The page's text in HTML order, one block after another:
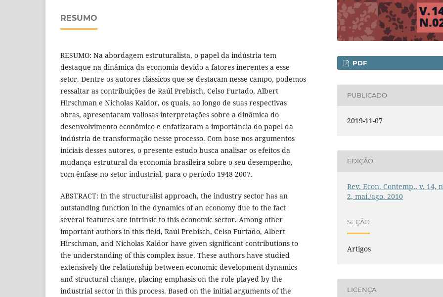
RESUMO
RESUMO: Na abordagem estruturalista, o papel da indústria tem
destaque na dinâmica da economia devido a fatores inerentes a esse
setor. Dentre os autores clássicos que se destacam nesse campo, podemos
ressaltar as contribuições de Raúl Prebisch, Celso Furtado, Albert
Hirschman e Nicholas Kaldor, os quais, ao longo de suas respectivas
obras, apresentaram valiosas interpretações sobre a dinâmica do
desenvolvimento econômico e enfatizaram a importância do papel da
indústria de transformação nesse processo. Com base nos argumentos
iniciais desses autores, o presente estudo busca analisar os efeitos da
mudança estrutural da economia brasileira sobre o seu desempenho,
com ênfase no setor industrial, para o período 1948-2007.
ABSTRACT: In the structuralist approach, the industry sector has an
outstanding function in the dynamics of an economy due to the fact
several features are intrinsic to this economic sector. Among other
important authors in this field, Raúl Prebisch, Celso Furtado, Albert
Hirschman, and Nicholas Kaldor have given significant contributions to
the understanding of this complex issue. These authors have studied
extensively the relationship between economic development dynamics
and structural change, placing emphasis on the role played by the
industrial sector in this process. Based on the initial arguments of the
PDF
PUBLICADO
2019-11-07
EDIÇÃO
Rev. Econ. Contemp., v. 14,
2, mai./ago. 2010
SEÇÃO
Artigos
LICENÇA